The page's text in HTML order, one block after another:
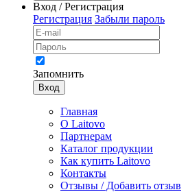
Вход / Регистрация
Регистрация Забыли пароль
Запомнить
Вход
Главная
О Laitovo
Партнерам
Каталог продукции
Как купить Laitovo
Контакты
Отзывы / Добавить отзыв